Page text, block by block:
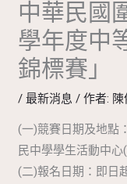
中華民國
學年度中
錦標賽」
/最新消息 / 作者:
(一)競賽日期及地點
民中學學生活動中
(二)報名日期：即日